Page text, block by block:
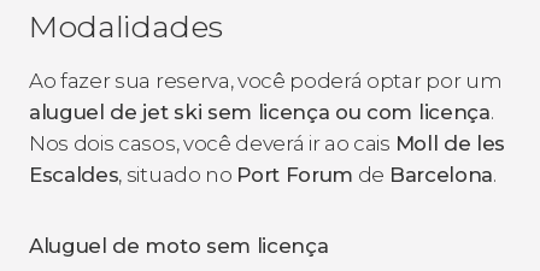
Modalidades
Ao fazer sua reserva, você poderá optar por um
aluguel de jet ski sem licença ou com licença.
Nos dois casos, você deverá ir ao cais Moll de les
Escaldes, situado no Port Forum de Barcelona.
Aluguel de moto sem licença